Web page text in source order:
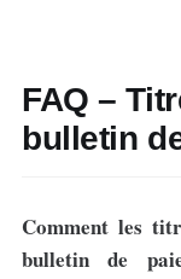
FAQ –
bulletin
Comment les
bulletin de